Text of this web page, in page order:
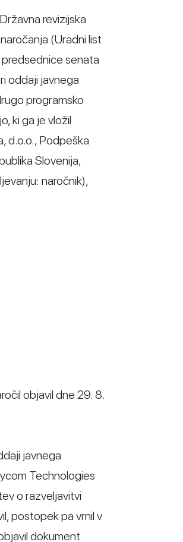
revizijska
(Uradni list
predsednice senata
oddaji javnega
programsko
ki ga je vložil
d.o.o., Podpeška
Slovenija,
naročnik),
objavil dne 29. 8.
javnega
Technologies
o razveljavitvi
postopek pa vrnil v
dokument